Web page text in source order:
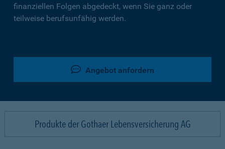
finanziellen Folgen abgedeckt, wenn Sie ganz oder
teilweise berufsunfähig werden.
Angebot anfordern
Produkte der Gothaer Lebensversicherung AG